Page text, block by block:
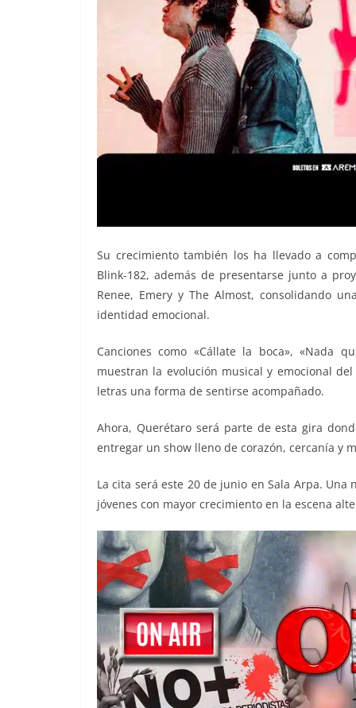
Su crecimiento también los ha llevado a
Blink-182, además de presentarse junto a
Renee, Emery y The Almost, consolidando
identidad emocional.
Canciones como «Cállate la boca», «Nada
muestran la evolución musical y emocional
letras una forma de sentirse acompañado.
Ahora, Querétaro será parte de esta gira
entregar un show lleno de corazón, cercanía y
La cita será este 20 de junio en Sala Arpa.
jóvenes con mayor crecimiento en la escena